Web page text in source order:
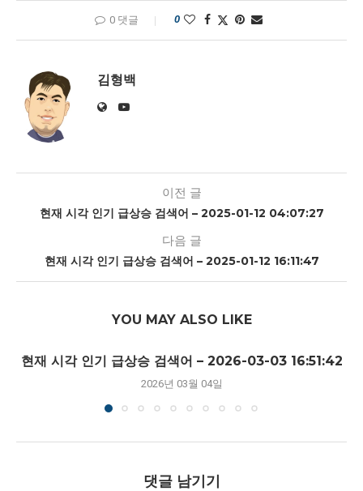
0 댓글 0
김형백
이전 글
현재 시각 인기 급상승 검색어 – 2025-01-12 04:07:27
다음 글
현재 시각 인기 급상승 검색어 – 2025-01-12 16:11:47
YOU MAY ALSO LIKE
현재 시각 인기 급상승 검색어 – 2026-03-03 16:51:42
2026년 03월 04일
댓글 남기기